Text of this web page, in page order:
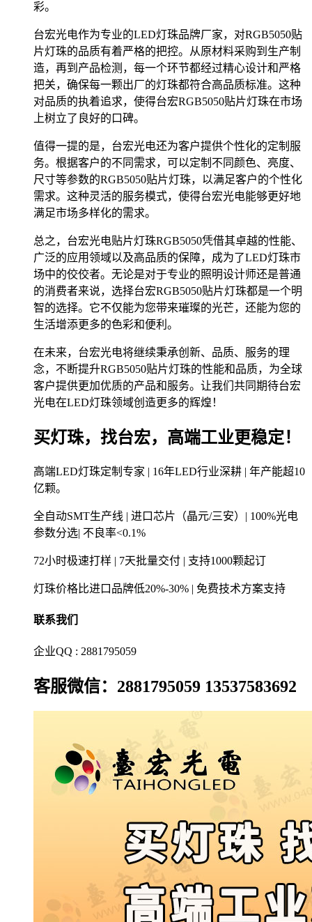
彩。
台宏光电作为专业的LED灯珠品牌厂家，对RGB5050贴
片灯珠的品质有着严格的把控。从原材料采购到生产制
造，再到产品检测，每一个环节都经过精心设计和严格
把关，确保每一颗出厂的灯珠都符合高品质标准。这种
对品质的执着追求，使得台宏RGB5050贴片灯珠在市场
上树立了良好的口碑。
值得一提的是，台宏光电还为客户提供个性化的定制服
务。根据客户的不同需求，可以定制不同颜色、亮度、
尺寸等参数的RGB5050贴片灯珠，以满足客户的个性化
需求。这种灵活的服务模式，使得台宏光电能够更好地
满足市场多样化的需求。
总之，台宏光电贴片灯珠RGB5050凭借其卓越的性能、
广泛的应用领域以及高品质的保障，成为了LED灯珠市
场中的佼佼者。无论是对于专业的照明设计师还是普通
的消费者来说，选择台宏RGB5050贴片灯珠都是一个明
智的选择。它不仅能为您带来璀璨的光芒，还能为您的
生活增添更多的色彩和便利。
在未来，台宏光电将继续秉承创新、品质、服务的理
念，不断提升RGB5050贴片灯珠的性能和品质，为全球
客户提供更加优质的产品和服务。让我们共同期待台宏
光电在LED灯珠领域创造更多的辉煌！
买灯珠，找台宏，高端工业更稳定！
高端LED灯珠定制专家 | 16年LED行业深耕 | 年产能超10
亿颗。
全自动SMT生产线 | 进口芯片（晶元/三安）| 100%光电
参数分选| 不良率<0.1%
72小时极速打样 | 7天批量交付 | 支持1000颗起订
灯珠价格比进口品牌低20%-30% | 免费技术方案支持
联系我们
企业QQ : 2881795059
客服微信：2881795059 13537583692